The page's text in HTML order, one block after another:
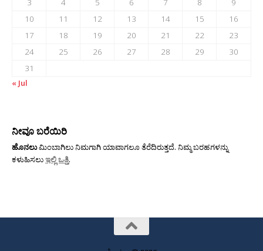
3
4 5 6 7 8
9
10
11 12 13 14 15
16
17
18 19 20 21 22
23
24
25 26 27 28 29
30
31
« Jul
ನೀವೂ ಬರೆಯಿರಿ
ಹೊನಲುಮಿಂಬಾಗಿಲು ನಿಮಗಾಗಿ ಯಾವಾಗಲೂ ತೆರೆದಿರುತ್ತದೆ. ನಿಮ್ಮ ಬರಹಗಳನ್ನು
ಕಳುಹಿಸಲುಇಲ್ಲಿ ಒತ್ತಿ.